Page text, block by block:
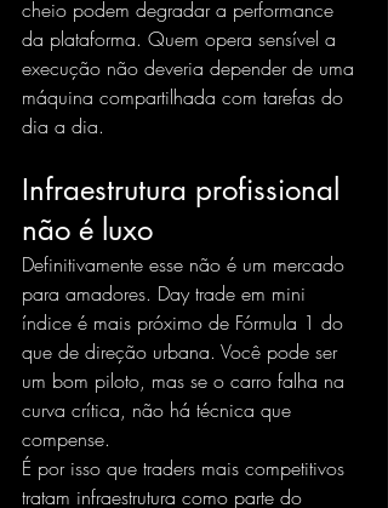
cheio podem degradar a performance
da plataforma. Quem opera sensível a
execução não deveria depender de uma
máquina compartilhada com tarefas do
dia a dia.
Infraestrutura profissional
não é luxo
Definitivamente esse não é um mercado
para amadores. Day trade em mini
índice é mais próximo de Fórmula 1 do
que de direção urbana. Você pode ser
um bom piloto, mas se o carro falha na
curva crítica, não há técnica que
compense.
É por isso que traders mais competitivos
tratam infraestrutura como parte do